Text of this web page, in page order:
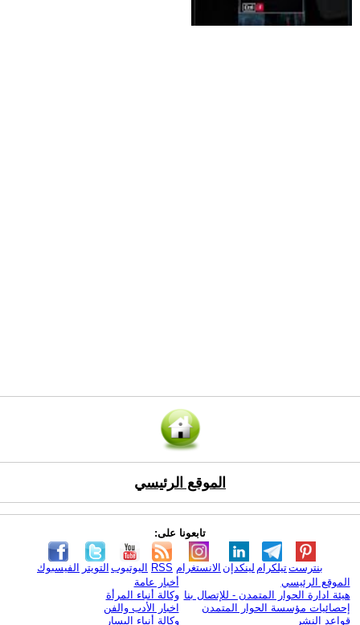
الموقع الرئيسي
تابعونا على:
الفيسبوك التويتر اليوتيوب RSS الانستغرام لينكدإن تيلكرامبنترست
الموقع الرئيسي
هيئة ادارة الحوار المتمدن - للإتصال بنا
إحصائيات مؤسسة الحوار المتمدن
قواعد النشر
أخبار عامة
وكالة أنباء المرأة
اخبار الأدب والفن
وكالة أنباء اليسار